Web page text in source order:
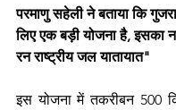
परमाणु सहेली ने बताया कि
लिए एक बड़ी योजना है, इसका
रन राष्ट्रीय जल यातायात"
इस योजना में तकरीबन 500